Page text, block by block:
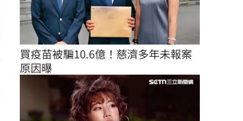
買疫苗被騙10.6億！慈濟多年未報案
原因曝